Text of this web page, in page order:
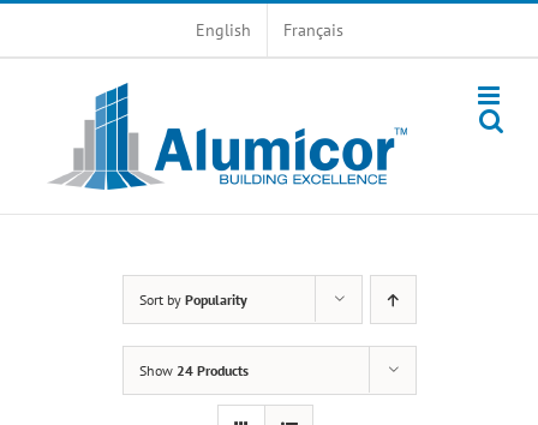
English Français
Sort by Popularity
Show 24 Products